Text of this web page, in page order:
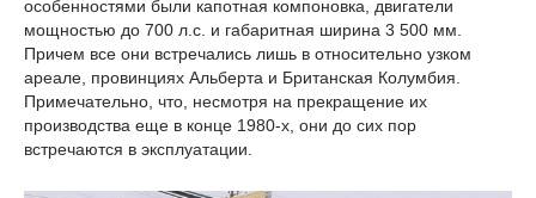
особенностями были капотная компоновка, двигатели
мощностью до 700 л.с. и габаритная ширина 3 500 мм.
Причем все они встречались лишь в относительно узком
ареале, провинциях Альберта и Британская Колумбия.
Примечательно, что, несмотря на прекращение их
производства еще в конце 1980-х, они до сих пор
встречаются в эксплуатации.